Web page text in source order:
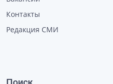
Контакты
Редакция СМИ